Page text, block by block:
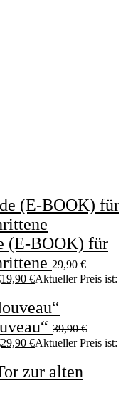
(E-BOOK) für
29,90€
19,90 €Aktueller Preis ist:
39,90€
29,90 €Aktueller Preis ist: